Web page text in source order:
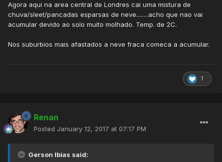
Agora aqui na area central de Londres cai uma mistura de
chuva/sleet/pancadas esparsas de neve........acho que nao vai
acumular devido ao solo muito molhado. Temp. de 2C.
Nos suburbios mais afastados a neve fraca comeca a acumular.
1
Renan
Posted January 12, 2017 at 07:17 PM
Gerson Ibias said: